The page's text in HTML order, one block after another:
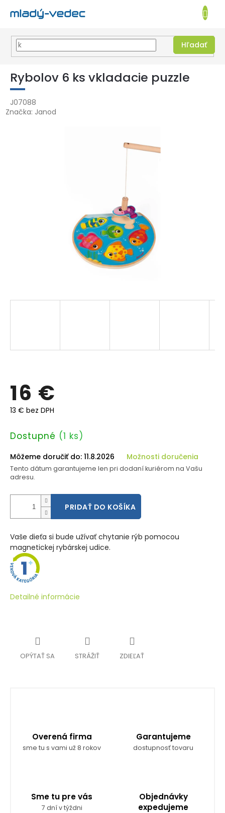
Prejsť
obsah
EUR
Hľadať
KOŠÍK
Rybolov 6 ks vkladacie puzzle
J07088
Značka: Janod
16 €
13 € bez DPH
Jednotková
Dostupné (1 ks)
Môžeme doručiť do: 11.8.2026 Možnosti doručenia
Tento dátum garantujeme len pri dodaní kuriérom na Vašu
adresu.
PRIDAŤ DO KOŠÍKA
Vaše dieťa si bude užívať chytanie rýb pomocou
magnetickej rybárskej udice.
Detailné informácie
OPÝTAŤ SA STRÁŽIŤ ZDIEĽAŤ
Overená firma
sme tu s vami už 8 rokov
Garantujeme
dostupnosť tovaru
Sme tu pre vás
7 dní v týždni
Objednávky
expedujeme